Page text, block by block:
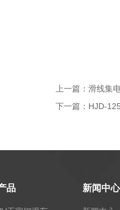
上一篇： 滑线集
下一篇： HJD-
品 新闻中心